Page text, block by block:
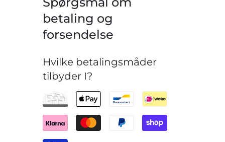
betaling og
forsendelse
Hvilke betalingsmåder
tilbyder I?